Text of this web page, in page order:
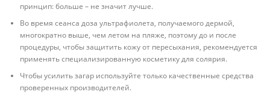
принцип: больше – не значит лучше.
Во время сеанса доза ультрафиолета, получаемого дермой,
многократно выше, чем летом на пляже, поэтому до и после
процедуры, чтобы защитить кожу от пересыхания, рекомендуется
применять специализированную косметику для солярия.
Чтобы усилить загар используйте только качественные средства
проверенных производителей.